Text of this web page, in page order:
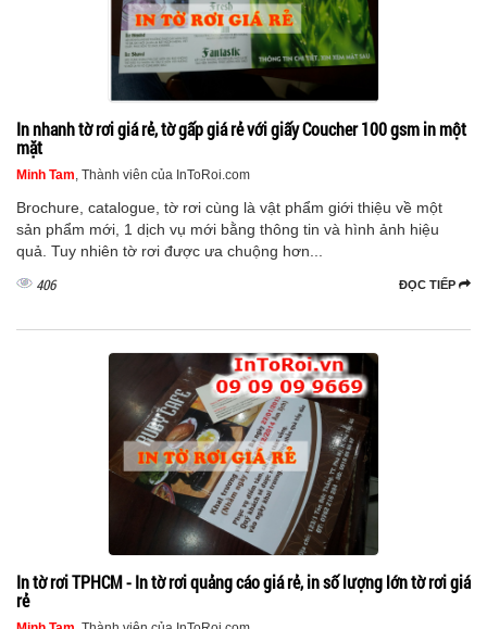
In nhanh tờ rơi giá rẻ, tờ gấp giá rẻ với giấy Coucher 100 gsm in một
mặt
Minh Tam , Thành viên của InToRoi.com
Brochure, catalogue, tờ rơi cùng là vật phẩm giới thiệu về một
sản phẩm mới, 1 dịch vụ mới bằng thông tin và hình ảnh hiệu
quả. Tuy nhiên tờ rơi được ưa chuộng hơn...
ĐỌC TIẾP
406
In tờ rơi TPHCM - In tờ rơi quảng cáo giá rẻ, in số lượng lớn tờ rơi giá
rẻ